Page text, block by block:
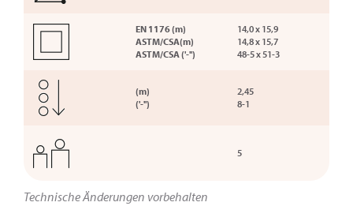
EN 1176 (m)
ASTM/CSA(m)
ASTM/CSA ('-'')
14,0 x 15,9
14,8 x 15,7
48-5 x 51-3
(m)
('-'')
2,45
8-1
5
Technische Änderungen vorbehalten